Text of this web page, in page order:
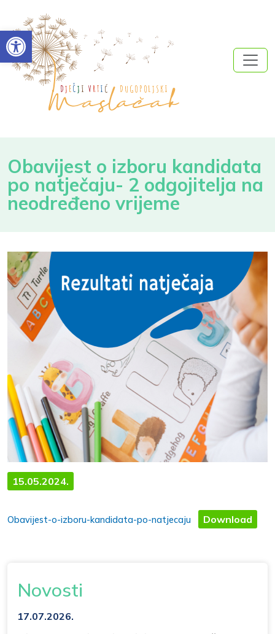
Obavijest o izboru kandidata
po natječaju- 2 odgojitelja na
neodređeno vrijeme
15.05.2024.
Obavijest-o-izboru-kandidata-po-natjecaju Download
Novosti
17.07.2026.
Open toolbar